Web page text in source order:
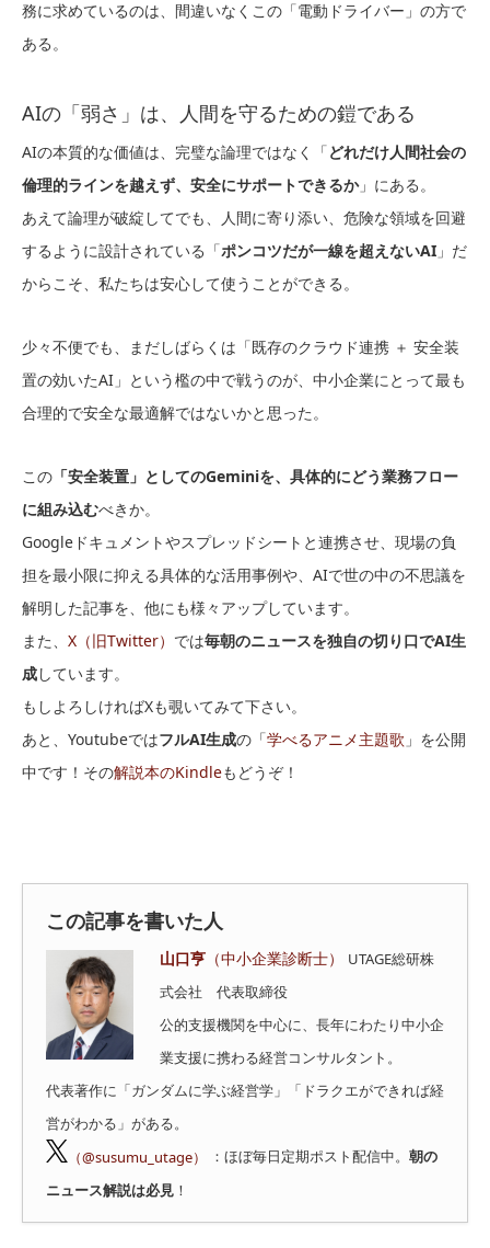
務に求めているのは、間違いなくこの「電動ドライバー」の方で
ある。
AIの「弱さ」は、人間を守るための鎧である
AIの本質的な価値は、完璧な論理ではなく「どれだけ人間社会の
倫理的ラインを越えず、安全にサポートできるか」にある。
あえて論理が破綻してでも、人間に寄り添い、危険な領域を回避
するように設計されている「ポンコツだが一線を超えないAI 」だ
からこそ、私たちは安心して使うことができる。
少々不便でも、まだしばらくは「既存のクラウド連携 ＋ 安全装
置の効いたAI」という檻の中で戦うのが、中小企業にとって最も
合理的で安全な最適解ではないかと思った。
この 「安全装置」としてのGeminiを、具体的にどう業務フロー
に組み込むべきか。
Googleドキュメントやスプレッドシートと連携させ、現場の負
担を最小限に抑える具体的な活用事例や、AIで世の中の不思議を
解明した記事を、他にも様々アップしています。
また、 X（旧Twitter） では毎朝のニュースを独自の切り口でAI生
成しています。
もしよろしければXも覗いてみて下さい。
あと、YoutubeではフルAI生成の「学べるアニメ主題歌 」を公開
中です！その解説本のKindleもどうぞ！
この記事を書いた人
山口亨 （中小企業診断士）
UTAGE総研株
式会社 代表取締役
公的支援機関を中心に、長年にわたり中小企
業支援に携わる経営コンサルタント。
代表著作に「ガンダムに学ぶ経営学」「ドラクエができれば経
営がわかる」がある。
（@susumu_utage）
：ほぼ毎日定期ポスト配信中。 朝の
ニュース解説は必見 ！